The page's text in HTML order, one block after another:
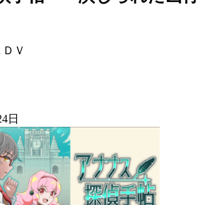
Ｖ
日